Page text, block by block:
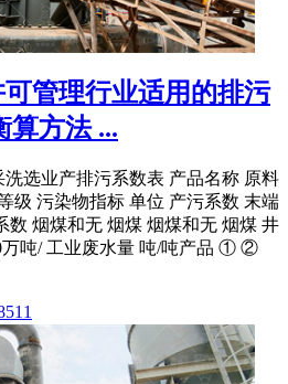
管理行业适用的排污
算方法 ...
选业产排污系数表 产品名称 原料
级 污染物指标 单位 产污系数 末端
数 烟煤和无 烟煤 烟煤和无 烟煤 井
万吨/ 工业废水量 吨/吨产品 ① ②